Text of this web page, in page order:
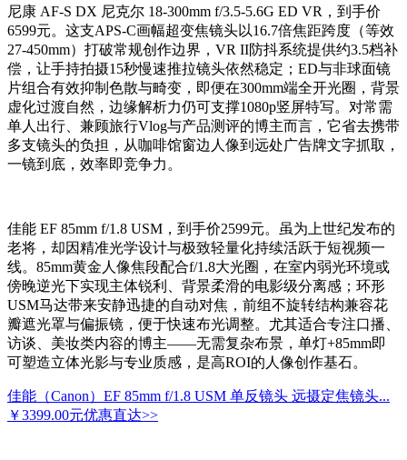
尼康 AF-S DX 尼克尔 18-300mm f/3.5-5.6G ED VR，到手价
6599元。这支APS-C画幅超变焦镜头以16.7倍焦距跨度（等效
27-450mm）打破常规创作边界，VR II防抖系统提供约3.5档补
偿，让手持拍摄15秒慢速推拉镜头依然稳定；ED与非球面镜
片组合有效抑制色散与畸变，即便在300mm端全开光圈，背景
虚化过渡自然，边缘解析力仍可支撑1080p竖屏特写。对常需
单人出行、兼顾旅行Vlog与产品测评的博主而言，它省去携带
多支镜头的负担，从咖啡馆窗边人像到远处广告牌文字抓取，
一镜到底，效率即竞争力。
佳能 EF 85mm f/1.8 USM，到手价2599元。虽为上世纪发布的
老将，却因精准光学设计与极致轻量化持续活跃于短视频一
线。85mm黄金人像焦段配合f/1.8大光圈，在室内弱光环境或
傍晚逆光下实现主体锐利、背景柔滑的电影级分离感；环形
USM马达带来安静迅捷的自动对焦，前组不旋转结构兼容花
瓣遮光罩与偏振镜，便于快速布光调整。尤其适合专注口播、
访谈、美妆类内容的博主——无需复杂布景，单灯+85mm即
可塑造立体光影与专业质感，是高ROI的人像创作基石。
佳能（Canon）EF 85mm f/1.8 USM 单反镜头 远摄定焦镜头...
￥3399.00元优惠直达>>